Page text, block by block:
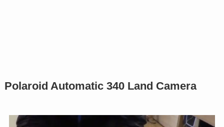
Polaroid Automatic 340 Land Camera